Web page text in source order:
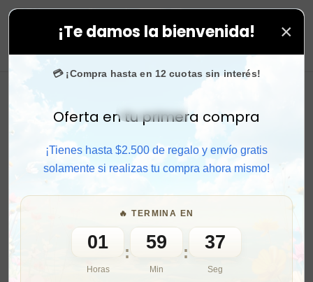
¡Te damos la bienvenida! ×
💳 ¡Compra hasta en 12 cuotas sin interés!
Activar sonido
Oferta en tu primera compra
¡Tienes hasta $2.500 de regalo y envío gratis
solamente si realizas tu compra ahora mismo!
🔥 TERMINA EN
01
Horas
: 59
Min
: 35
Seg
⚡ Compra rápido y aprovecha. 💙 +50.000